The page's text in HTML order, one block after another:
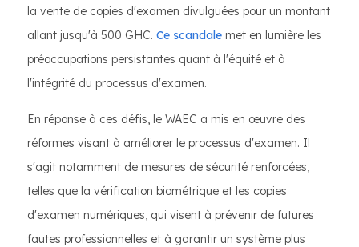
la vente de copies d'examen divulguées pour un montant
allant jusqu'à 500 GHC. Ce scandale met en lumière les
préoccupations persistantes quant à l'équité et à
l'intégrité du processus d'examen.
En réponse à ces défis, le WAEC a mis en œuvre des
réformes visant à améliorer le processus d'examen. Il
s'agit notamment de mesures de sécurité renforcées,
telles que la vérification biométrique et les copies
d'examen numériques, qui visent à prévenir de futures
fautes professionnelles et à garantir un système plus